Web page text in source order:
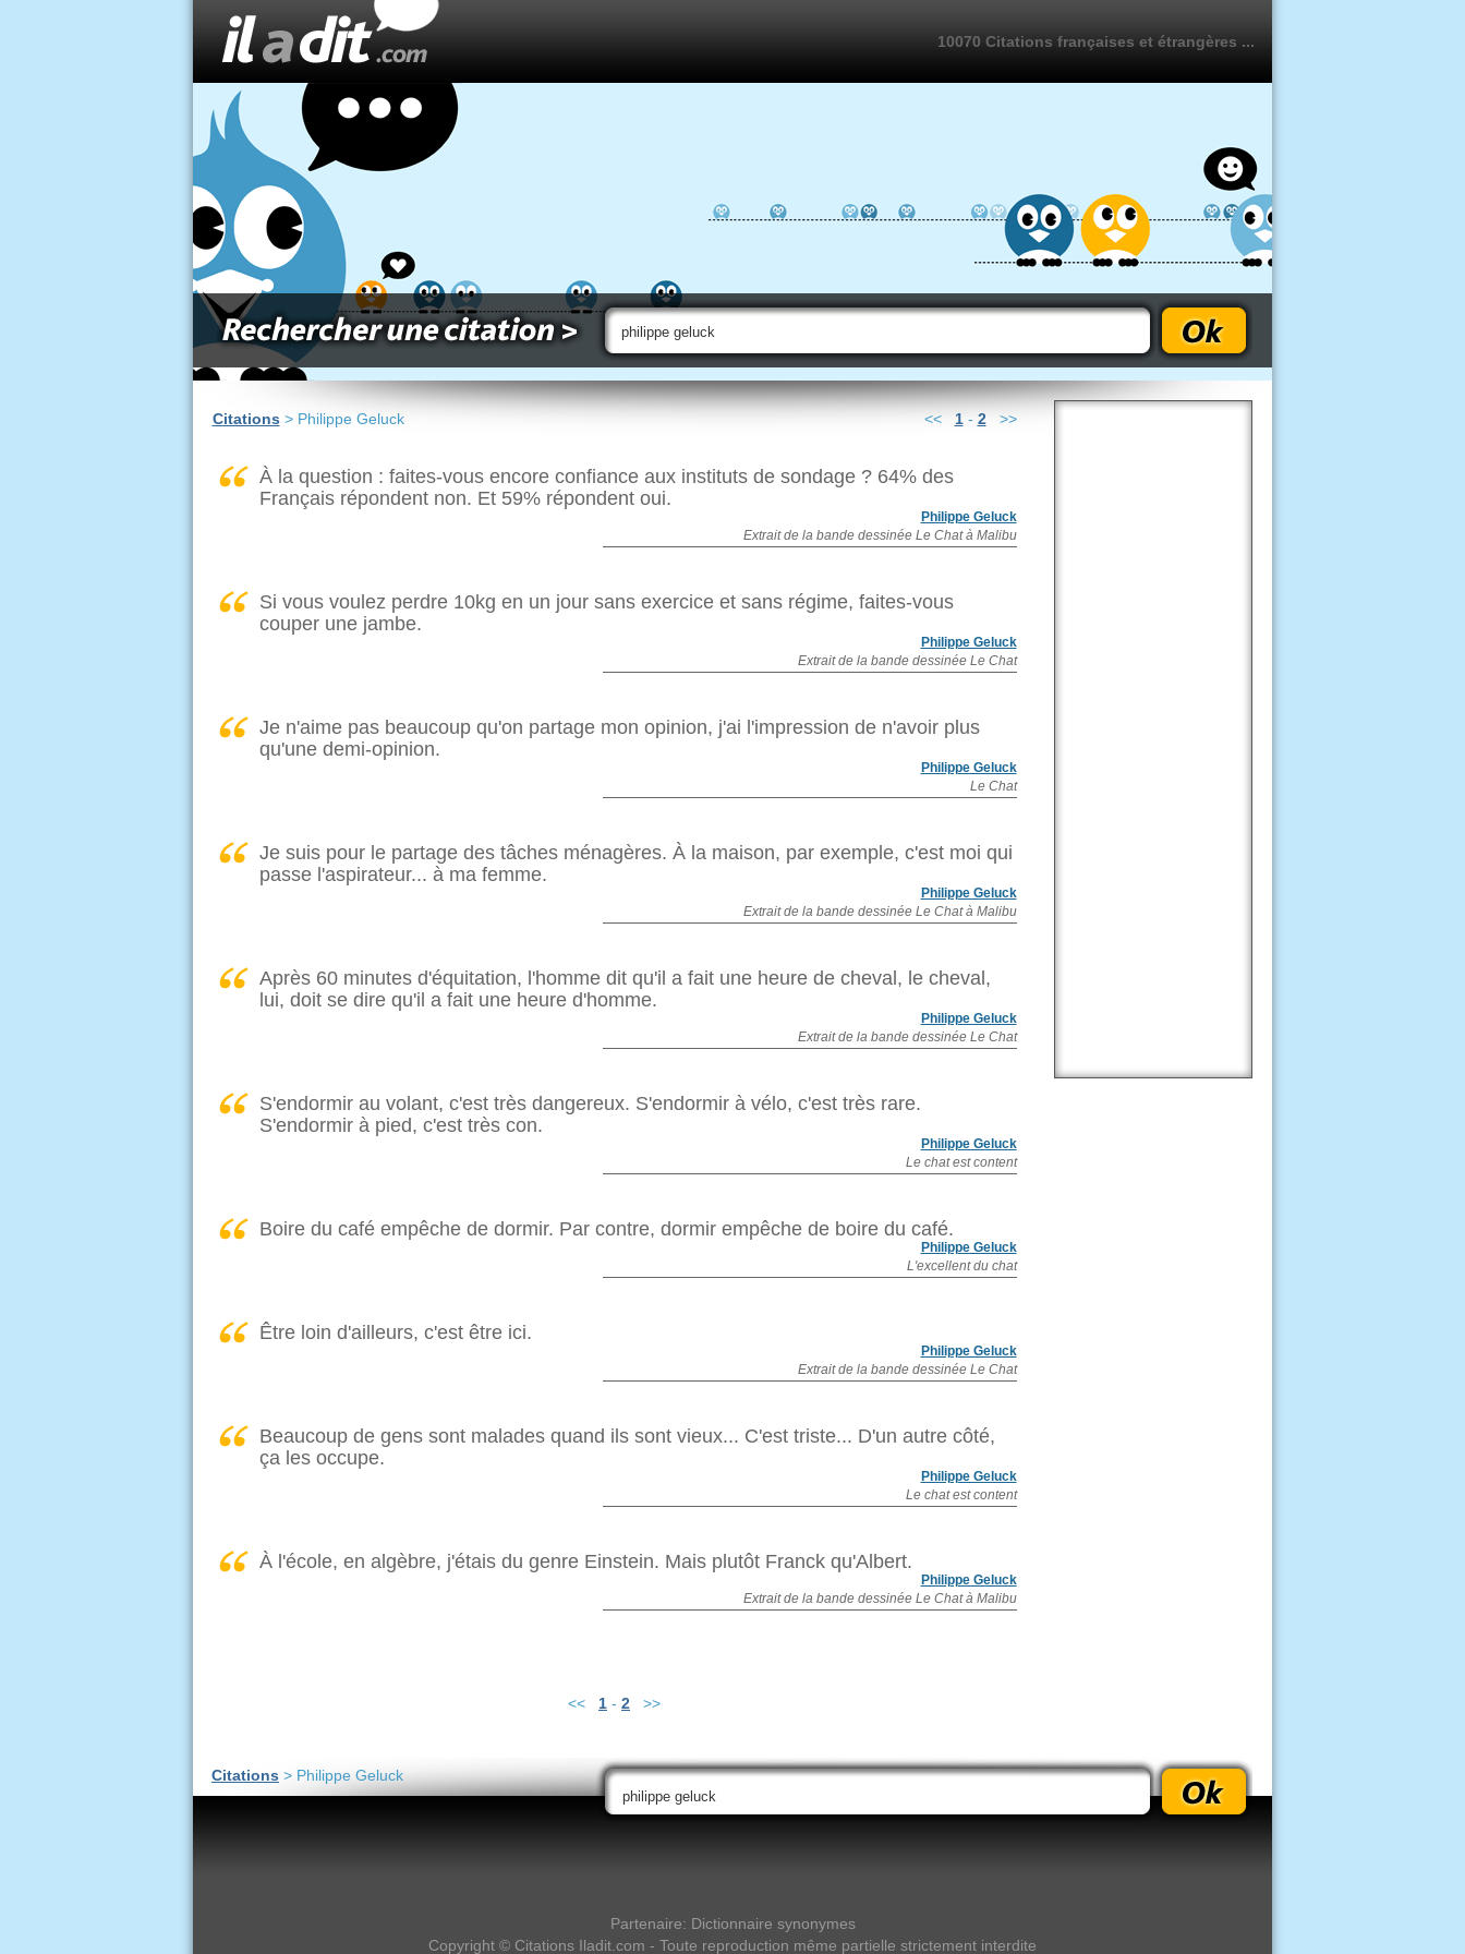
10070 Citations françaises et étrangères ...
Citations > Philippe Geluck << 1- 2>>
À la question : faites-vous encore confiance aux instituts de sondage ? 64% des
Français répondent non. Et 59% répondent oui.
Philippe Geluck
Extrait de la bande dessinée Le Chat à Malibu
Si vous voulez perdre 10kg en un jour sans exercice et sans régime, faites-vous
couper une jambe.
Philippe Geluck
Extrait de la bande dessinée Le Chat
Je n'aime pas beaucoup qu'on partage mon opinion, j'ai l'impression de n'avoir plus
qu'une demi-opinion.
Philippe Geluck
Le Chat
Je suis pour le partage des tâches ménagères. À la maison, par exemple, c'est moi qui
passe l'aspirateur... à ma femme.
Philippe Geluck
Extrait de la bande dessinée Le Chat à Malibu
Après 60 minutes d'équitation, l'homme dit qu'il a fait une heure de cheval, le cheval,
lui, doit se dire qu'il a fait une heure d'homme.
Philippe Geluck
Extrait de la bande dessinée Le Chat
S'endormir au volant, c'est très dangereux. S'endormir à vélo, c'est très rare.
S'endormir à pied, c'est très con.
Philippe Geluck
Le chat est content
Boire du café empêche de dormir. Par contre, dormir empêche de boire du café.
Philippe Geluck
L'excellent du chat
Être loin d'ailleurs, c'est être ici.
Philippe Geluck
Extrait de la bande dessinée Le Chat
Beaucoup de gens sont malades quand ils sont vieux... C'est triste... D'un autre côté,
ça les occupe.
Philippe Geluck
Le chat est content
À l'école, en algèbre, j'étais du genre Einstein. Mais plutôt Franck qu'Albert.
Philippe Geluck
Extrait de la bande dessinée Le Chat à Malibu
<< 1 - 2 >>
Citations > Philippe Geluck
Partenaire: Dictionnaire synonymes
Copyright © Citations Iladit.com - Toute reproduction même partielle strictement interdite